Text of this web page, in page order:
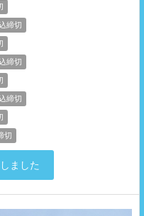
締切
締切
締切
切
ました